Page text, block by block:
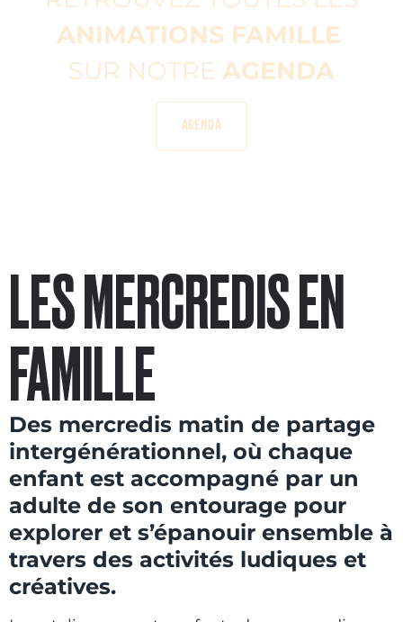
ANIMATIONS FAMILLE
SUR NOTRE AGENDA
AGENDA
LES MERCREDIS EN
FAMILLE
Des mercredis matin de partage
intergénérationnel, où chaque
enfant est accompagné par un
adulte de son entourage pour
explorer et s’épanouir ensemble à
travers des activités ludiques et
créatives.